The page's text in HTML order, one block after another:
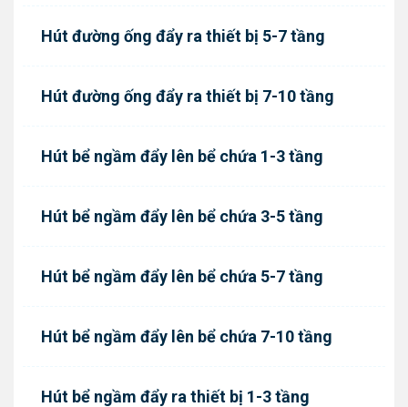
Hút đường ống đẩy ra thiết bị 5-7 tầng
Hút đường ống đẩy ra thiết bị 7-10 tầng
Hút bể ngầm đẩy lên bể chứa 1-3 tầng
Hút bể ngầm đẩy lên bể chứa 3-5 tầng
Hút bể ngầm đẩy lên bể chứa 5-7 tầng
Hút bể ngầm đẩy lên bể chứa 7-10 tầng
Hút bể ngầm đẩy ra thiết bị 1-3 tầng